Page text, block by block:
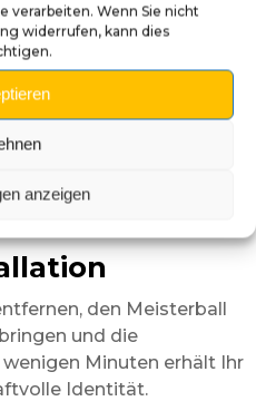
verarbeiten. Wenn Sie nicht
widerrufen, kann dies
anzeigen
Druck und
Violett mit weißen und
Flipper und Standard-
den Meisterball
und die
Minuten erhält Ihr
Identität.